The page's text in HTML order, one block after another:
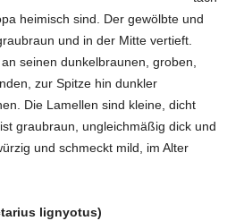
heimisch sind. Der gewölbte und
und in der Mitte vertieft.
seinen dunkelbraunen, groben,
zur Spitze hin dunkler
Die Lamellen sind kleine, dicht
graubraun, ungleichmäßig dick und
und schmeckt mild, im Alter
lignyotus)